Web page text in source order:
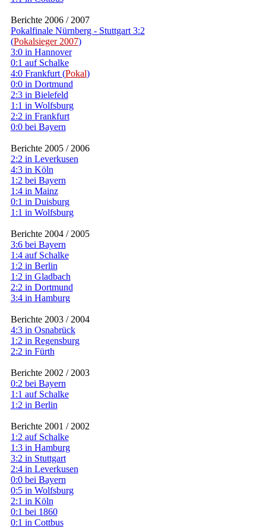
Berichte 2006 / 2007
Pokalfinale Nürnberg - Stuttgart 3:2
(Pokalsieger 2007)
3:0 in Hannover
0:1 auf Schalke
4:0 Frankfurt (Pokal)
0:0 in Dortmund
2:3 in Bielefeld
1:1 in Wolfsburg
2:2 in Frankfurt
0:0 bei Bayern
Berichte 2005 / 2006
2:2 in Leverkusen
4:3 in Köln
1:2 bei Bayern
1:4 in Mainz
0:1 in Duisburg
1:1 in Wolfsburg
Berichte 2004 / 2005
3:6 bei Bayern
1:4 auf Schalke
1:2 in Berlin
1:2 in Gladbach
2:2 in Dortmund
3:4 in Hamburg
Berichte 2003 / 2004
4:3 in Osnabrück
1:2 in Regensburg
2:2 in Fürth
Berichte 2002 / 2003
0:2 bei Bayern
1:1 auf Schalke
1:2 in Berlin
Berichte 2001 / 2002
1:2 auf Schalke
1:3 in Hamburg
3:2 in Stuttgart
2:4 in Leverkusen
0:0 bei Bayern
0:5 in Wolfsburg
2:1 in Köln
0:1 bei 1860
0:1 in Cottbus